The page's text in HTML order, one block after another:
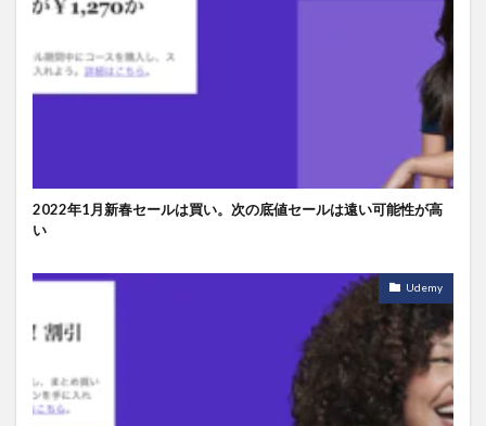
2022年1月新春セールは買い。次の底値セールは遠い可能性が高
い
Udemy